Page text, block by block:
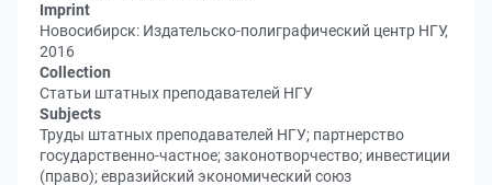
Imprint
Новосибирск: Издательско-полиграфический центр НГУ,
2016
Collection
Статьи штатных преподавателей НГУ
Subjects
Труды штатных преподавателей НГУ; партнерство
государственно-частное; законотворчество; инвестиции
(право); евразийский экономический союз